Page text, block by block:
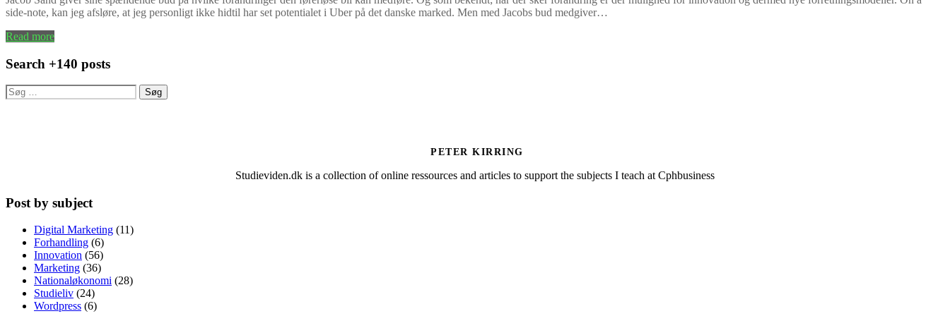
side-note, kan jeg afsløre, at jeg personligt ikke hidtil har set potentialet i Uber på det danske marked. Men med Jacobs bud medgiver…
Read more
Search +140 posts
Søg
efter:
PETER KIRRING
Studieviden.dk is a collection of online ressources and articles to support the subjects I teach at Cphbusiness
Post by subject
Digital Marketing (11)
Forhandling (6)
Innovation (56)
Marketing (36)
Nationaløkonomi (28)
Studieliv (24)
Wordpress (6)